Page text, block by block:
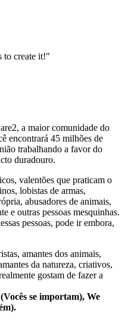
to create it!"
a maior comunidade do
encontrará 45 milhões de
trabalhando a favor do
duradouro.
valentões que praticam o
lobistas de armas,
abusadores de animais,
e outras pessoas mesquinhas.
pessoas, pode ir embora,
amantes dos animais,
da natureza, criativos,
gostam de fazer a
se importam), We